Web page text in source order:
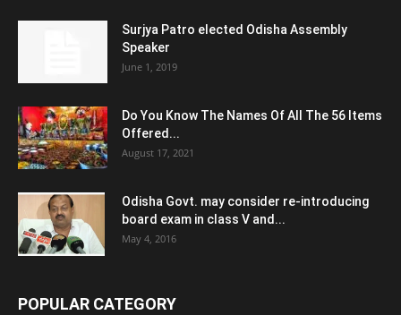
Surjya Patro elected Odisha Assembly
Speaker
June 1, 2019
Do You Know The Names Of All The 56 Items
Offered...
August 17, 2021
Odisha Govt. may consider re-introducing
board exam in class V and...
May 4, 2016
POPULAR CATEGORY